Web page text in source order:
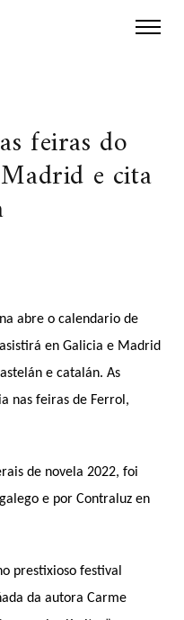
feiras do
e cita
abre o calendario de
en Galicia e Madrid
e catalán. As
nas feiras de Ferrol,
de novela 2022, foi
e por Contraluz en
prestixioso festival
da autora Carme